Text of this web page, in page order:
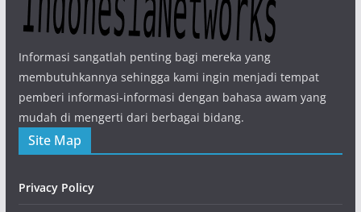
Informasi sangatlah penting bagi mereka yang
membutuhkannya sehingga kami ingin menjadi tempat
pemberi informasi-informasi dengan bahasa awam yang
mudah di mengerti dari berbagai bidang.
Site Map
Privacy Policy